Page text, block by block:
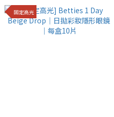
固定高光